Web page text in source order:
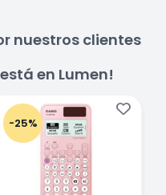
nuestros clientes
en Lumen!
-25%